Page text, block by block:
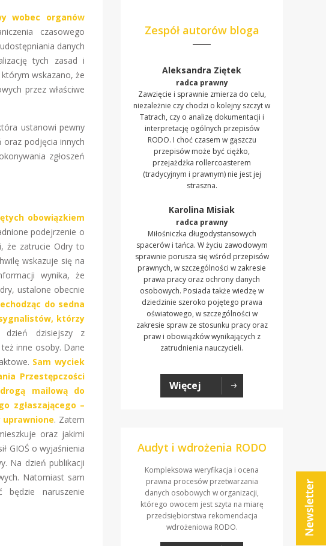
wobec organów
czasowego
danych
tych zasad i
wskazano, że
przez właściwe
ustanowi pewny
podjęcia innych
zgłoszeń
obowiązkiem
podejrzenie o
że zatrucie Odry to
wskazuje się na
wynika, że
ustalone obecnie
do sedna
którzy
dzisiejszy z
inne osoby. Dane
Sam wyciek
Przestępczości
mailową do
zgłaszającego –
uprawnione. Zatem
oraz jakimi
GIOŚ o wyjaśnienia
Na dzień publikacji
Natomiast sam
będzie naruszenie
Zespół autorów bloga
Aleksandra Ziętek
radca prawny
Zawzięcie i sprawnie zmierza do celu,
niezależnie czy chodzi o kolejny szczyt w
Tatrach, czy o analizę dokumentacji i
interpretację ogólnych przepisów
RODO. I choć czasem w gąszczu
przepisów może być ciężko,
przejażdżka rollercoasterem
(tradycyjnym i prawnym) nie jest jej
straszna.
Karolina Misiak
radca prawny
Miłośniczka długodystansowych
spacerów i tańca. W życiu zawodowym
sprawnie porusza się wśród przepisów
prawnych, w szczególności w zakresie
prawa pracy oraz ochrony danych
osobowych. Posiada także wiedzę w
dziedzinie szeroko pojętego prawa
oświatowego, w szczególności w
zakresie spraw ze stosunku pracy oraz
praw i obowiązków wynikających z
zatrudnienia nauczycieli.
Więcej
Audyt i wdrożenia RODO
Kompleksowa weryfikacja i ocena
prawna procesów przetwarzania
danych osobowych w organizacji,
którego owocem jest szyta na miarę
przedsiębiorstwa rekomendacja
wdrożeniowa RODO.